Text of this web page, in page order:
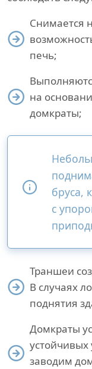
Снимается
печь;
на
домкраты;
бруса,
с
Траншеи
В случаях
поднятия
Домкраты
устойчивых
заводим